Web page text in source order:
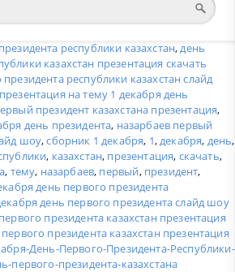
республики казахстан, день
казахстан презентация скачать
республики казахстан слайд
презентация на тему 1 декабря день
президент казахстана презентация,
день президента, назарбаев первый
шоу,сборник 1 декабря, 1, декабря, день,
, казахстан, презентация, скачать,
, тему, назарбаев, первый, президент,
день первого президента
день первого президента слайд шоу
президента казахстан презентация
президента казахстан презентация
День-Первого-Президента-Республики-
первого-президента-казахстана